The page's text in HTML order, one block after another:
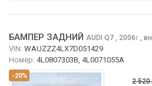
-20%
БАМПЕР ЗАДНИЙ AUDI Q7 , 2006г.,
VIN: WAUZZZ4LX7D051429
Номер: 4L0807303B, 4L0071055A
2